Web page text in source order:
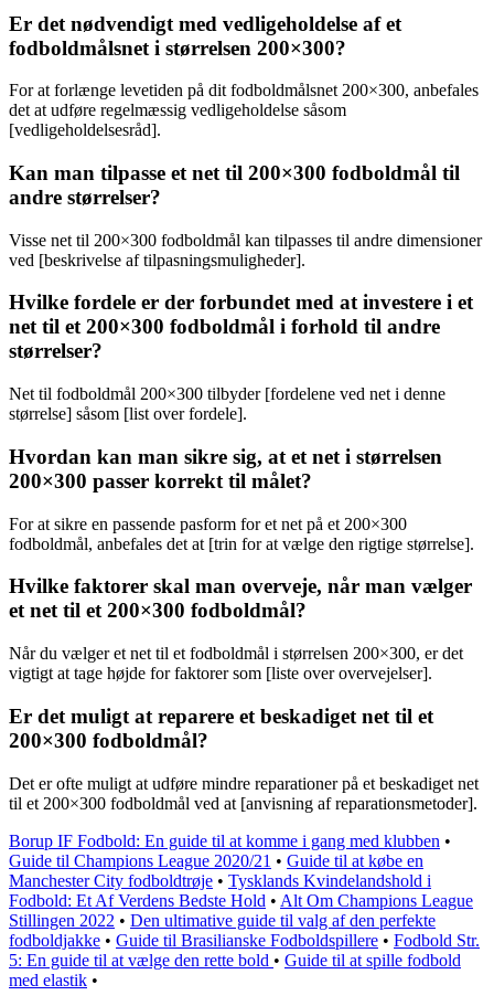
Er det nødvendigt med vedligeholdelse af et
fodboldmålsnet i størrelsen 200×300?
For at forlænge levetiden på dit fodboldmålsnet 200×300, anbefales
det at udføre regelmæssig vedligeholdelse såsom
[vedligeholdelsesråd].
Kan man tilpasse et net til 200×300 fodboldmål til
andre størrelser?
Visse net til 200×300 fodboldmål kan tilpasses til andre dimensioner
ved [beskrivelse af tilpasningsmuligheder].
Hvilke fordele er der forbundet med at investere i et
net til et 200×300 fodboldmål i forhold til andre
størrelser?
Net til fodboldmål 200×300 tilbyder [fordelene ved net i denne
størrelse] såsom [list over fordele].
Hvordan kan man sikre sig, at et net i størrelsen
200×300 passer korrekt til målet?
For at sikre en passende pasform for et net på et 200×300
fodboldmål, anbefales det at [trin for at vælge den rigtige størrelse].
Hvilke faktorer skal man overveje, når man vælger
et net til et 200×300 fodboldmål?
Når du vælger et net til et fodboldmål i størrelsen 200×300, er det
vigtigt at tage højde for faktorer som [liste over overvejelser].
Er det muligt at reparere et beskadiget net til et
200×300 fodboldmål?
Det er ofte muligt at udføre mindre reparationer på et beskadiget net
til et 200×300 fodboldmål ved at [anvisning af reparationsmetoder].
Borup IF Fodbold: En guide til at komme i gang med klubben •
Guide til Champions League 2020/21 • Guide til at købe en
Manchester City fodboldtrøje • Tysklands Kvindelandshold i
Fodbold: Et Af Verdens Bedste Hold • Alt Om Champions League
Stillingen 2022 • Den ultimative guide til valg af den perfekte
fodboldjakke • Guide til Brasilianske Fodboldspillere • Fodbold Str.
5: En guide til at vælge den rette bold • Guide til at spille fodbold
med elastik •